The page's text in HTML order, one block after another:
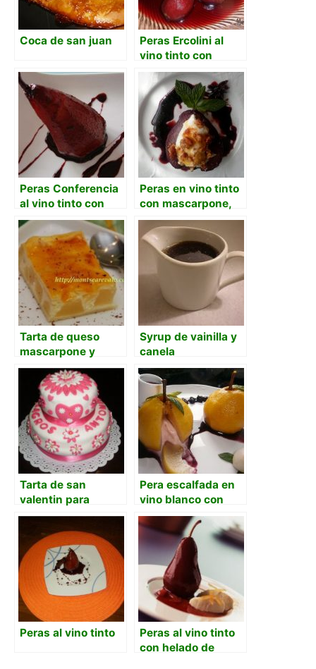
Coca de san juan
Peras Ercolini al
vino tinto con
canela y limón
Peras Conferencia
al vino tinto con
canela
Peras en vino tinto
con mascarpone,
nueces y miel con
jarabe de vino
Tarta de queso
mascarpone y
peras en almíbar
Syrup de vainilla y
canela
Tarta de san
valentin para
Milagros y Antonio
Pera escalfada en
vino blanco con
corazón helado de
vino rosado y
jarabe de vino tinto
Peras al vino tinto
Peras al vino tinto
con helado de